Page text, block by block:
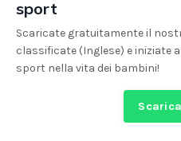
sport
Scaricate gratuitamente il
classificate (Inglese) e iniziate
sport nella vita dei bambini!